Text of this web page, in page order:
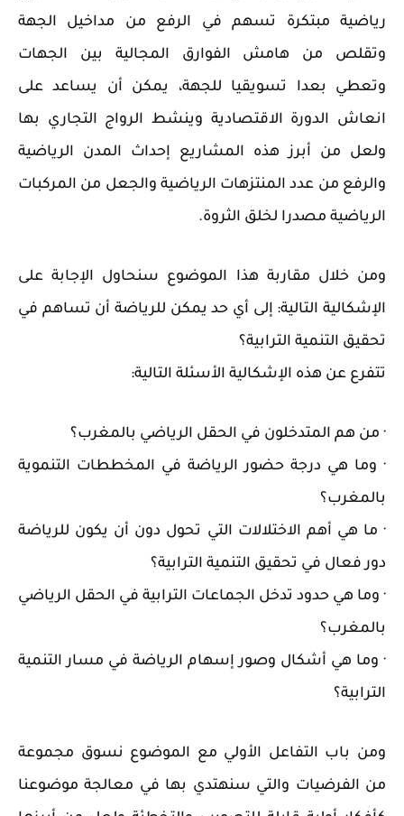
رياضية مبتكرة تسهم في الرفع من مداخيل الجهة
وتقلص من هامش الفوارق المجالية بين الجهات
وتعطي بعدا تسويقيا للجهة، يمكن أن يساعد على
انعاش الدورة الاقتصادية وينشط الرواج التجاري بها
ولعل من أبرز هذه المشاريع إحداث المدن الرياضية
والرفع من عدد المنتزهات الرياضية والجعل من المركبات
الرياضية مصدرا لخلق الثروة.
ومن خلال مقاربة هذا الموضوع سنحاول الإجابة على
الإشكالية التالية: إلى أي حد يمكن للرياضة أن تساهم في
تحقيق التنمية الترابية؟
تتفرع عن هذه الإشكالية الأسئلة التالية:
· من هم المتدخلون في الحقل الرياضي بالمغرب؟
· وما هي درجة حضور الرياضة في المخططات التنموية
بالمغرب؟
· ما هي أهم الاختلالات التي تحول دون أن يكون للرياضة
دور فعال في تحقيق التنمية الترابية؟
· وما هي حدود تدخل الجماعات الترابية في الحقل الرياضي
بالمغرب؟
· وما هي أشكال وصور إسهام الرياضة في مسار التنمية
الترابية؟
ومن باب التفاعل الأولي مع الموضوع نسوق مجموعة
من الفرضيات والتي سنهتدي بها في معالجة موضوعنا